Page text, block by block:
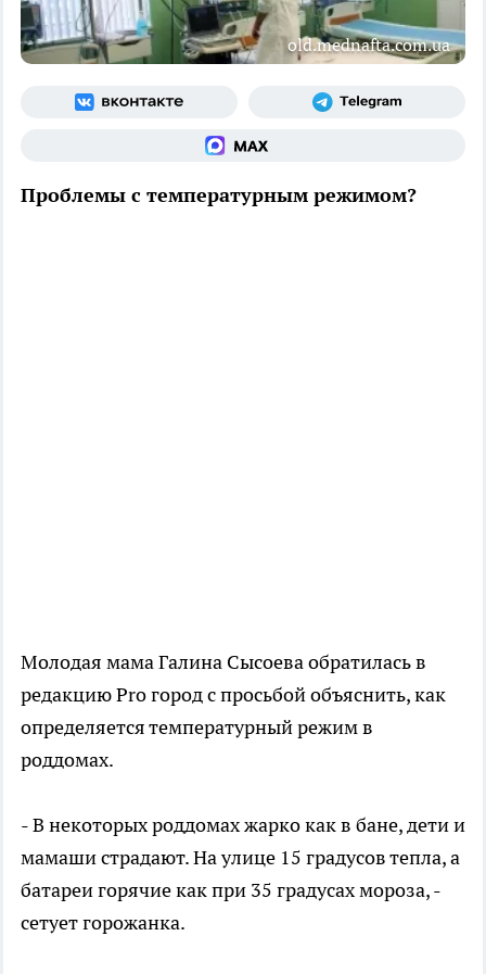
old.mednafta.com.ua
Проблемы с температурным режимом?
Молодая мама Галина Сысоева обратилась в
редакцию Pro город с просьбой объяснить, как
определяется температурный режим в
роддомах.
- В некоторых роддомах жарко как в бане, дети и
мамаши страдают. На улице 15 градусов тепла, а
батареи горячие как при 35 градусах мороза, -
сетует горожанка.